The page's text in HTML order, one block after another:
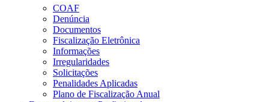
COAF
Denúncia
Documentos
Fiscalização Eletrônica
Informações
Irregularidades
Solicitações
Penalidades Aplicadas
Plano de Fiscalização Anual